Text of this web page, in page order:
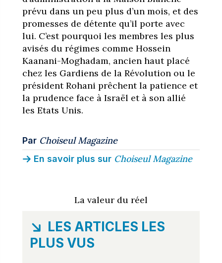
prévu dans un peu plus d’un mois, et des
promesses de détente qu’il porte avec
lui. C’est pourquoi les membres les plus
avisés du régimes comme Hossein
Kaanani-Moghadam, ancien haut placé
chez les Gardiens de la Révolution ou le
président Rohani prêchent la patience et
la prudence face à Israël et à son allié
les Etats Unis.
Par Choiseul Magazine
En savoir plus sur Choiseul Magazine
La valeur du réel
LES ARTICLES LES
PLUS VUS